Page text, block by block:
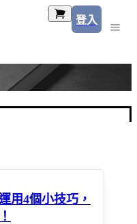
登入
用4個小技巧，